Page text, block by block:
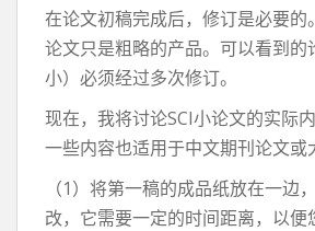
在论文初稿完成后，修订是必要的
论文只是粗略的产品。可以看到的
小）必须经过多次修订。
现在，我将讨论SCI小论文的实际
一些内容也适用于中文期刊论文或
（1）将第一稿的成品纸放在一边
改，它需要一定的时间距离，以便